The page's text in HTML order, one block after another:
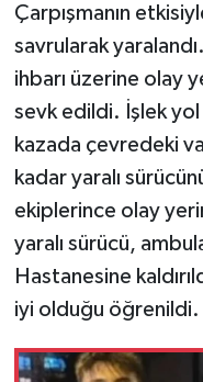
Çarpışmanın
savrularak
ihbarı üzerine olay
sevk edildi. İşlek
kazada çevredeki
kadar yaralı
ekiplerince olay
yaralı sürücü,
Hastanesine
iyi olduğu öğrenildi.